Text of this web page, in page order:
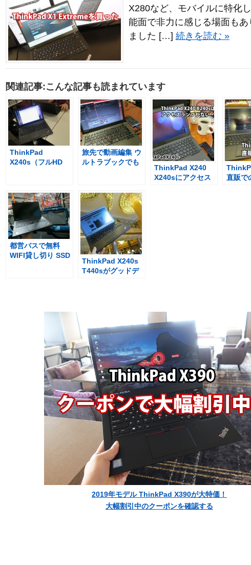
X280など、モバイルに特化
能面で非力に感じる場面もあ
ました […] 続きを読む »
関連記事:こんな記事も読まれています
ThinkPad
X240s（フルHD
会いしました
旅先で動画編集 ウ
ルトラブックでも
ThinkPad X240
X240sにアクセス
直販で
都営バスで無料
WIFI貸し切り SSD
ThinkPad X240s
T440sがグッドデ
2019年モデル ThinkPad X390が大特価！
大幅割引中のクーポンを確認する